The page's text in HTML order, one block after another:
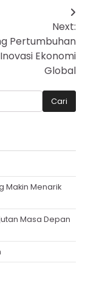
Next:
Pertumbuhan
Ekonomi
Global
Makin Menarik
Masa Depan